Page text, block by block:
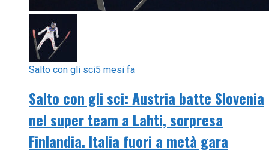
Salto con gli sci5 mesi fa
Salto con gli sci: Austria batte Slovenia
nel super team a Lahti, sorpresa
Finlandia. Italia fuori a metà gara